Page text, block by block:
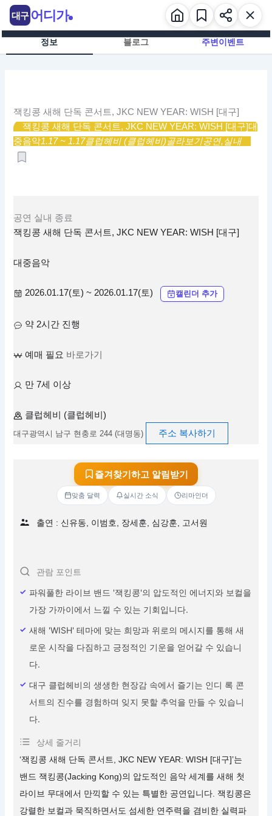
츠
정보 블로그 주변이벤트
잭킹콩 새해 단독 콘서트, JKC NEW YEAR: WISH [대구]
잭킹콩 새해 단독 콘서트, JKC NEW YEAR: WISH [대구]대
중음악1.17 ~ 1.17클럽헤비 (클럽헤비)골라보기공연,실내
공연 실내 종료
잭킹콩 새해 단독 콘서트, JKC NEW YEAR: WISH [대구]
대중음악
2026.01.17(토) ~ 2026.01.17(토) 캘린더 추가
약 2시간 진행
예매 필요 바로가기
만 7세 이상
클럽헤비 (클럽헤비)
대구광역시 남구 현충로 244 (대명동) 주소 복사하기
즐겨찾기하고 알림받기
맞춤 달력 실시간 소식 리마인더
출연 : 신유동, 이범호, 장세훈, 심강훈, 고서원
관람 포인트
파워풀한 라이브 밴드 '잭킹콩'의 압도적인 에너지와 보컬을
가장 가까이에서 느낄 수 있는 기회입니다.
새해 'WISH' 테마에 맞는 희망과 위로의 메시지를 통해 새
로운 시작을 다짐하고 긍정적인 기운을 얻어갈 수 있습니
다.
대구 클럽헤비의 생생한 현장감 속에서 즐기는 인디 록 콘
서트의 진수를 경험하며 잊지 못할 추억을 만들 수 있습니
다.
상세 줄거리
‘잭킹콩 새해 단독 콘서트, JKC NEW YEAR: WISH [대구]’는
밴드 잭킹콩(Jacking Kong)의 압도적인 음악 세계를 새해 첫
라이브 무대에서 만끽할 수 있는 특별한 공연입니다. 잭킹콩은
강렬한 보컬과 묵직하면서도 섬세한 연주력을 겸비한 실력파
대구 어디가